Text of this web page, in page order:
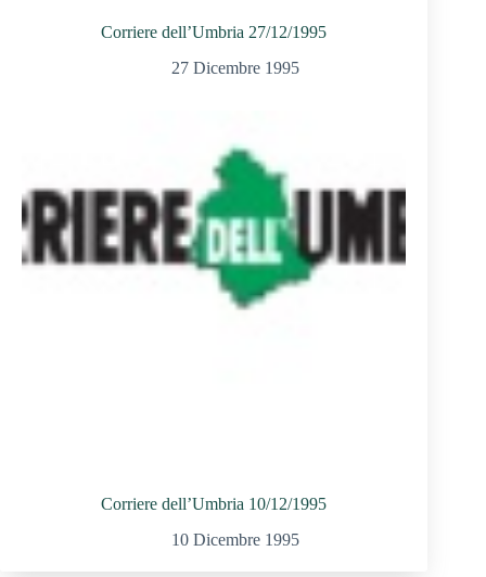
Corriere dell’Umbria 27/12/1995
27 Dicembre 1995
Corriere dell’Umbria 10/12/1995
10 Dicembre 1995